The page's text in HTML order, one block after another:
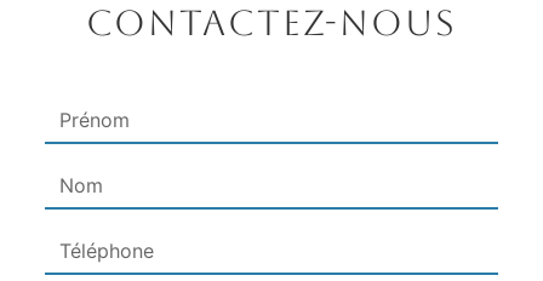
Contactez-nous